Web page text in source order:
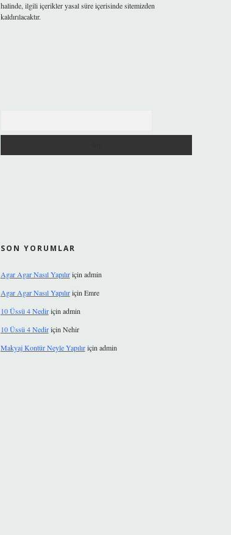
halinde, ilgili içerikler yasal süre içerisinde sitemizden
kaldırılacaktır.
SON YORUMLAR
Agar Agar Nasıl Yapılıriçin admin
Agar Agar Nasıl Yapılıriçin Emre
10 Üssü 4 Nediriçin admin
10 Üssü 4 Nediriçin Nehir
Makyaj Kontür Neyle Yapılıriçin admin